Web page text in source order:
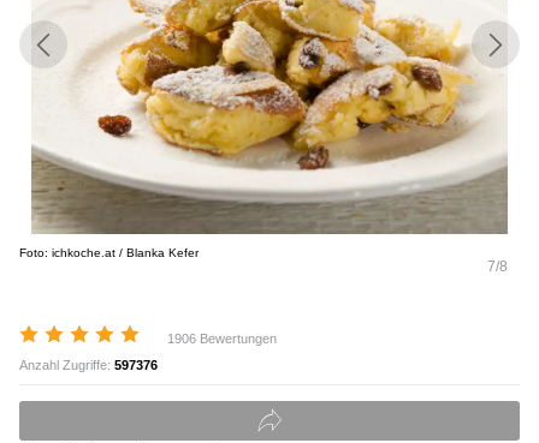
Foto: ichkoche.at / Blanka Kefer
7/8
1906 Bewertungen
Anzahl Zugriffe: 597376